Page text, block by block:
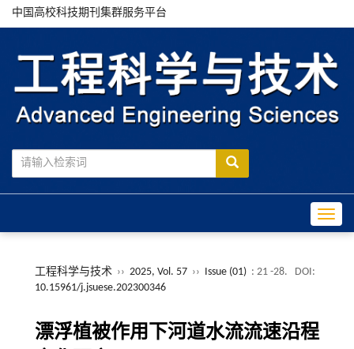
中国高校科技期刊集群服务平台
工程科学与技术 ›› 2025, Vol. 57 ›› Issue (01) : 21 -28.
DOI:
10.15961/j.jsuese.202300346
漂浮植被作用下河道水流流速沿程